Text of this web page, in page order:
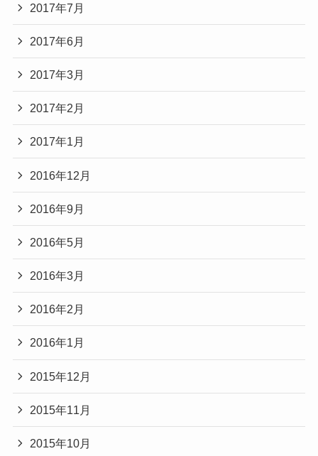
2017年7月
2017年6月
2017年3月
2017年2月
2017年1月
2016年12月
2016年9月
2016年5月
2016年3月
2016年2月
2016年1月
2015年12月
2015年11月
2015年10月